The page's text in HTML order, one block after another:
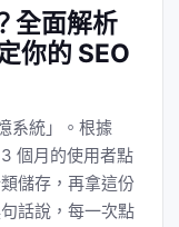
全面解析
你的 SEO
系統」。根據
個月的使用者點
儲存，再拿這份
話說，每一次點